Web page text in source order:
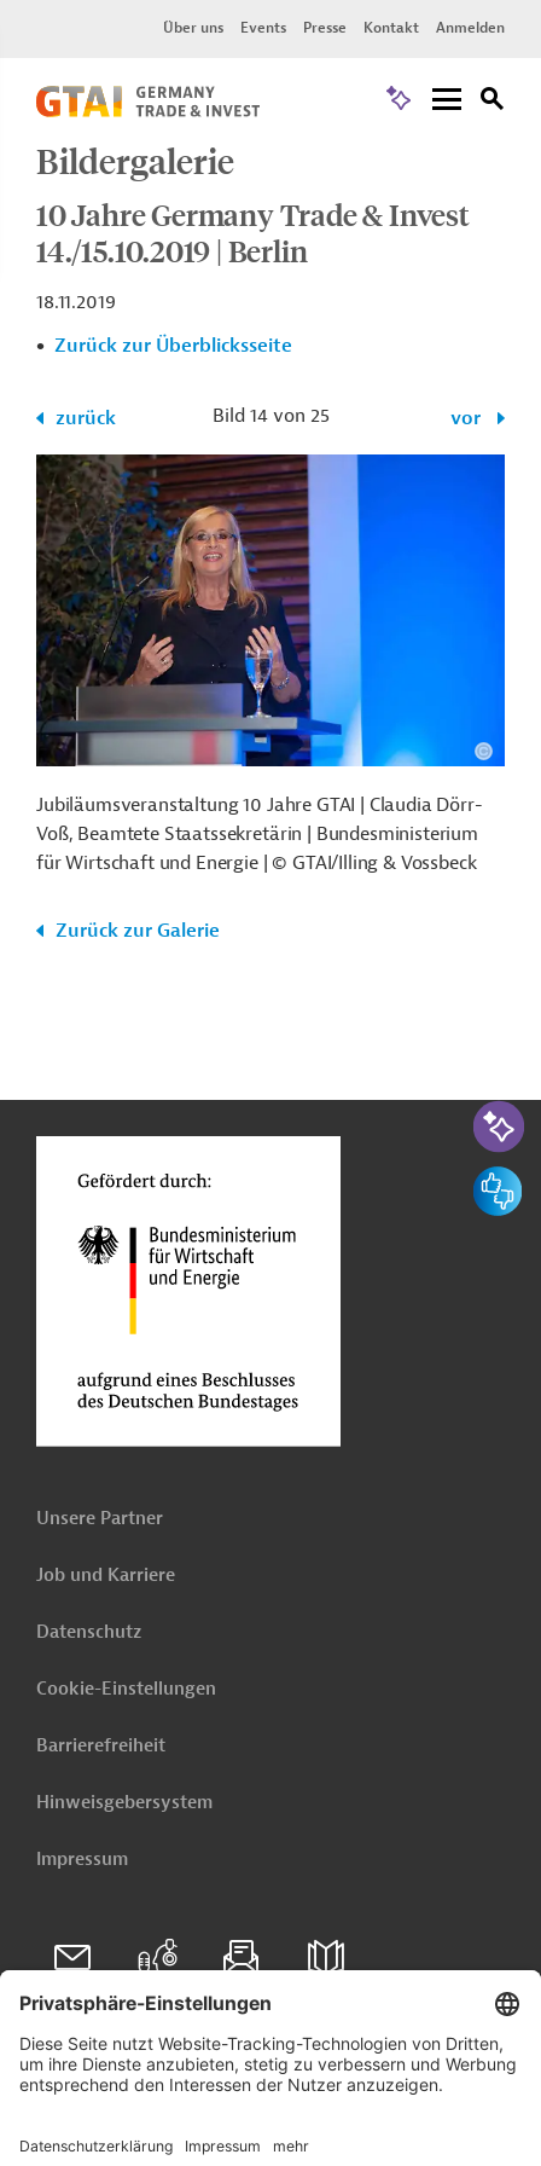
Über uns Events Presse Kontakt Anmelden
Bildergalerie
10 Jahre Germany Trade & Invest
14./15.10.2019 | Berlin
18.11.2019
Zurück zur Überblicksseite
zurück Bild 14 von 25 vor
Jubiläumsveranstaltung 10 Jahre GTAI | Claudia Dörr-
Voß, Beamtete Staatssekretärin | Bundesministerium
für Wirtschaft und Energie | © GTAI/Illing & Vossbeck
Zurück zur Galerie
Unsere Partner
Job und Karriere
Datenschutz
Cookie-Einstellungen
Barrierefreiheit
Hinweisgebersystem
Impressum
Folgen Sie uns auf
Linkedin
KI-